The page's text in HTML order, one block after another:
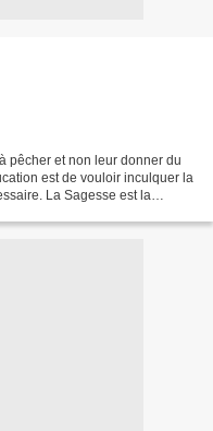
pêcher et non leur donner du
est de vouloir inculquer la
La Sagesse est la